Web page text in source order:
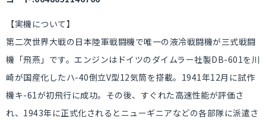
【実機について】
第二次世界大戦の日本陸軍戦闘機で唯一の液冷戦闘機が三式戦闘
機「飛燕」です。エンジンはドイツのダイムラー社製DB-601を川
崎が国産化したハ-40倒立V型12気筒を搭載。1941年12月に試作
機キ-61が初飛行に成功。その後、すぐれた高速性能が評価さ
れ、1943年に正式化されるとニューギニアなどの各部隊に派遣さ